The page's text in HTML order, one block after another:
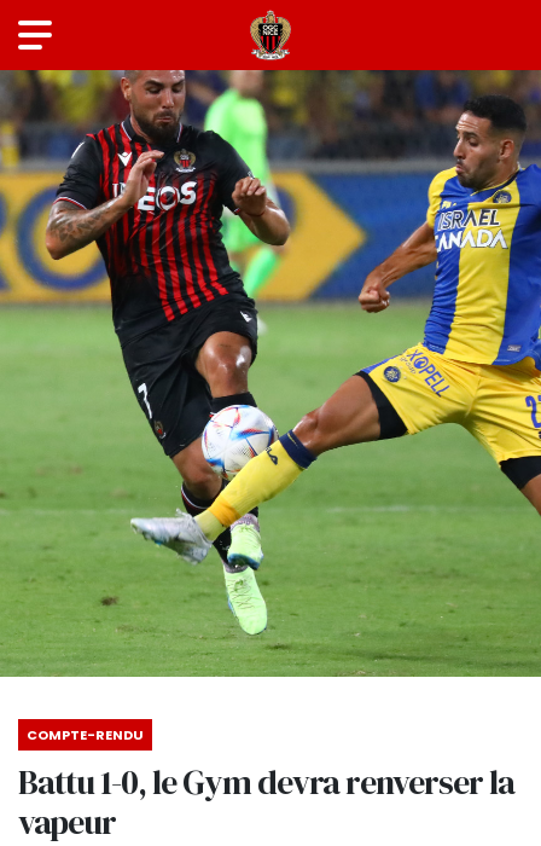
COMPTE-RENDU
Battu 1-0, le Gym devra renverser la
vapeur